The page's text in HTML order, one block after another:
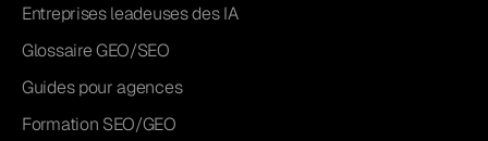
Entreprises leadeuses des IA
Glossaire GEO/SEO
Guides pour agences
Formation SEO/GEO